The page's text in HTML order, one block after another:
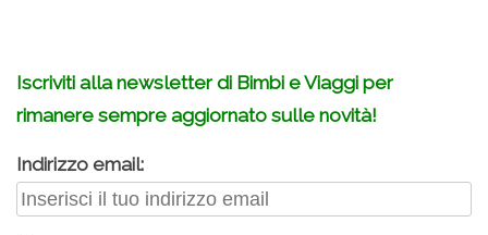
Iscriviti alla newsletter di Bimbi e Viaggi per
rimanere sempre aggiornato sulle novità!
Indirizzo email: